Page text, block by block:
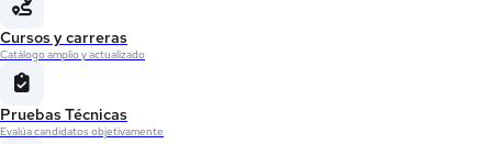
Cursos y carreras
Catálogo amplio y actualizado
Pruebas Técnicas
Evalúa candidatos objetivamente